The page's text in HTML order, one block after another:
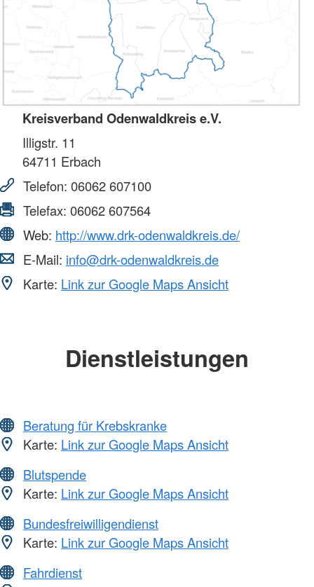
Kreisverband Odenwaldkreis e.V.
Illigstr. 11
64711 Erbach
Telefon: 06062 607100
Telefax: 06062 607564
Web: http://www.drk-odenwaldkreis.de/
E-Mail: info@drk-odenwaldkreis.de
Karte: Link zur Google Maps Ansicht
Dienstleistungen
Beratung für Krebskranke
Karte: Link zur Google Maps Ansicht
Blutspende
Karte: Link zur Google Maps Ansicht
Bundesfreiwilligendienst
Karte: Link zur Google Maps Ansicht
Fahrdienst